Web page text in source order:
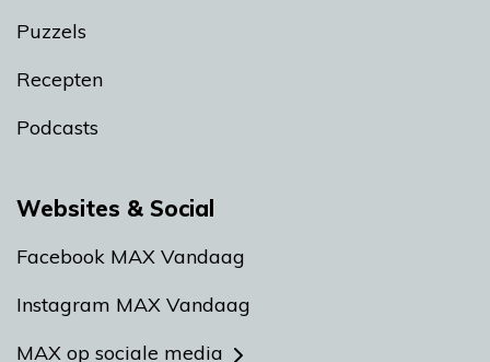
Puzzels
Recepten
Podcasts
Websites & Social
Facebook MAX Vandaag
Instagram MAX Vandaag
MAX op sociale media